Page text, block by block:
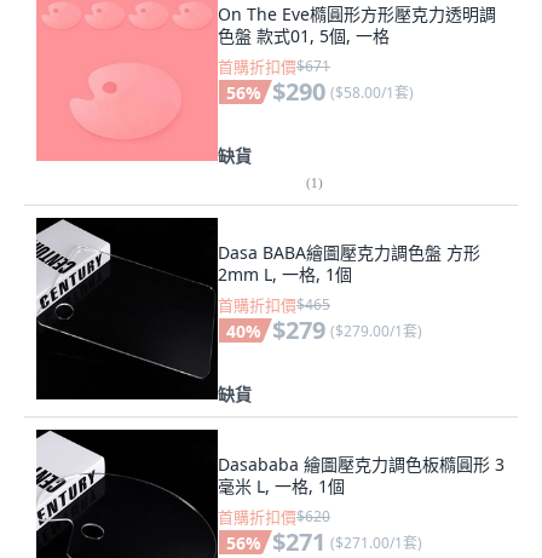
On The Eve橢圓形方形壓克力透明調
色盤 款式01, 5個, 一格
首購折扣價$671
56% $290 ($58.00/1套)
缺貨
(1)
Dasa BABA繪圖壓克力調色盤 方形
2mm L, 一格, 1個
首購折扣價$465
40% $279 ($279.00/1套)
缺貨
Dasababa 繪圖壓克力調色板橢圓形 3
毫米 L, 一格, 1個
首購折扣價$620
56% $271 ($271.00/1套)